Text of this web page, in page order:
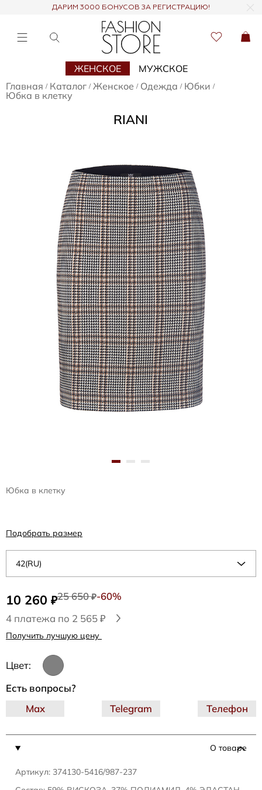
ДАРИМ 3000 БОНУСОВ ЗА РЕГИСТРАЦИЮ!
ЖЕНСКОЕ
МУЖСКОЕ
Главная / Каталог / Женское / Одежда / Юбки /
Юбка в клетку
RIANI
Юбка в клетку
10 260 ₽25 650₽-60%
4 платежа по 2 565 ₽
Получить лучшую цену
Цвет:
42(RU)
Подобрать размер
О товаре
Артикул: 374130-5416/987-237
Есть вопросы?
Telegram
Max Телефон